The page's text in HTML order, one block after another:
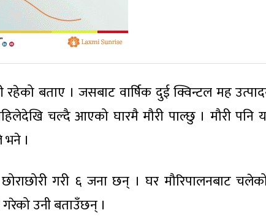
बताए । जसबाट वार्षिक दुई क्विन्टल मह
चल्दै आएको घारमै मौरी पाल्छु । मौरी पनि
भने ।
गरी ६ जना छन् । घर मौरिपालनबाट
उनी बताउँछन् ।